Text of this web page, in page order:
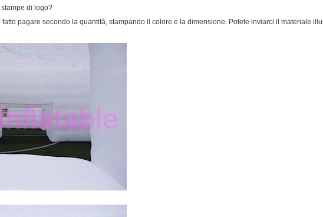
di logo?
fatto pagare secondo la quantità, stampando il colore e la dimensione. Potete inviarci il materiale